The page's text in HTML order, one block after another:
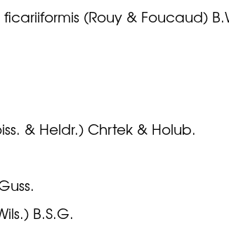
(Rouy & Foucaud)
& Heldr.) Chrtek & Holub.
B.S.G.